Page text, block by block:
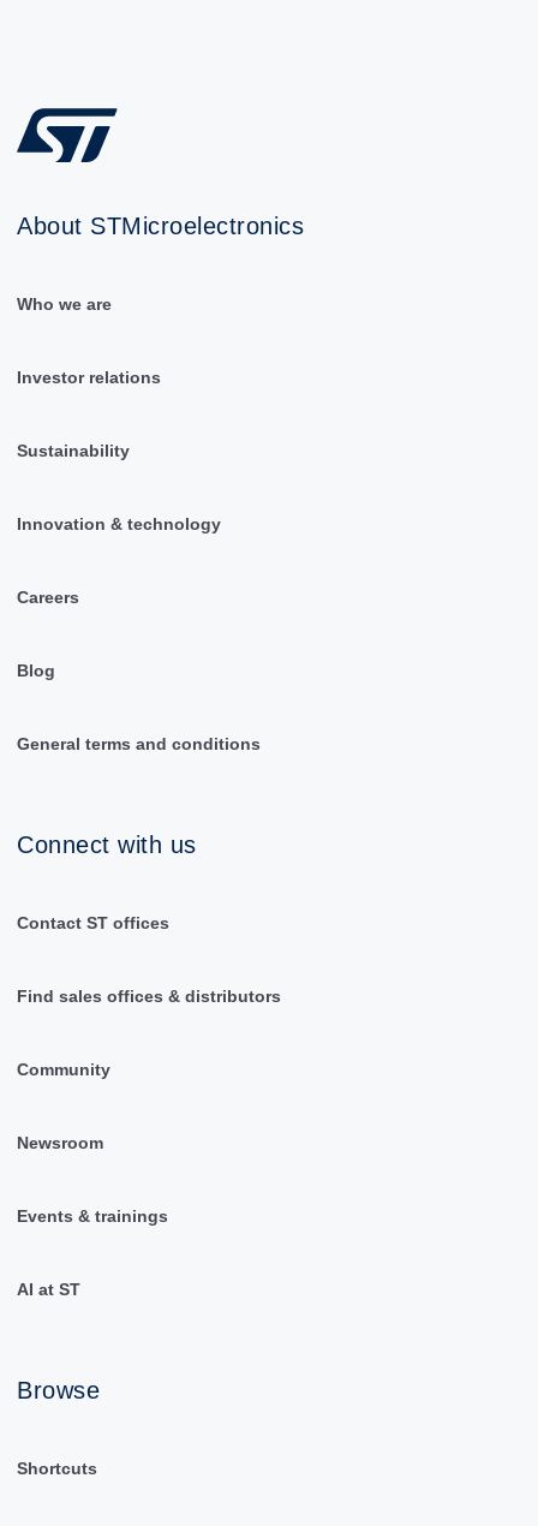
About STMicroelectronics
Who we are
Investor relations
Sustainability
Innovation & technology
Careers
Blog
General terms and conditions
Connect with us
Contact ST offices
Find sales offices & distributors
Community
Newsroom
Events & trainings
AI at ST
Browse
Shortcuts